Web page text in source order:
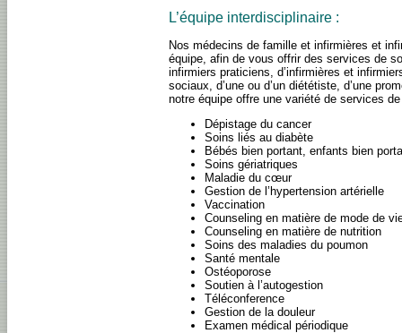
L’équipe interdisciplinaire :
Nos médecins de famille et infirmières et
équipe, afin de vous offrir des services de
infirmiers praticiens, d’infirmières et
sociaux, d’une ou d’un diététiste, d’une
notre équipe offre une variété de services
Dépistage du cancer
Soins liés au diabète
Bébés bien portant, enfants bien
Soins gériatriques
Maladie du cœur
Gestion de l’hypertension artérielle
Vaccination
Counseling en matière de mode de
Counseling en matière de nutrition
Soins des maladies du poumon
Santé mentale
Ostéoporose
Soutien à l’autogestion
Téléconference
Gestion de la douleur
Examen médical périodique